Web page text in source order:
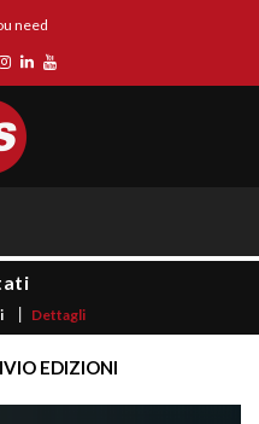
need
Dettagli
EDIZIONI